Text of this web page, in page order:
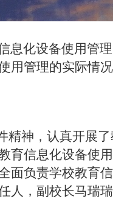
化设备使用管
用管理的实际情
精神，认真开展
育信息化设备使
面负责学校教育
人，副校长马瑞